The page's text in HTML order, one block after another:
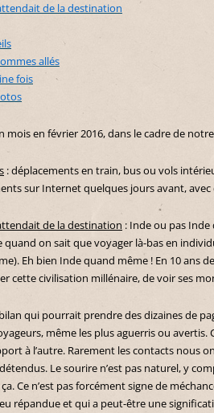
de la destination
allés
fois
mois en février 2016, dans le cadre de
: déplacements en train, bus ou vols
sur Internet quelques jours avant,
de la destination : Inde ou pas
quand on sait que voyager là-bas en
Eh bien Inde quand même ! En 10 ans
cette civilisation millénaire, de voir ses
qui pourrait prendre des dizaines de
même les plus aguerris ou
à l’autre. Rarement les contacts nous
Le sourire n’est pas naturel, y
Ce n’est pas forcément signe de
répandue et qui a peut-être une